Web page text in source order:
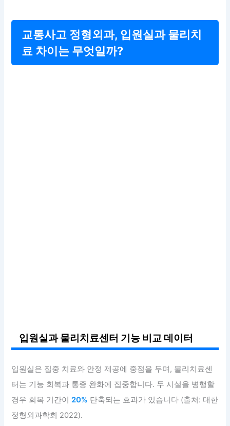
교통사고 정형외과, 입원실과 물리치
료 차이는 무엇일까?
입원실과 물리치료센터 기능 비교 데이터
입원실은 집중 치료와 안정 제공에 중점을 두며, 물리치료센
터는 기능 회복과 통증 완화에 집중합니다. 두 시설을 병행할
경우 회복 기간이20% 단축되는 효과가 있습니다 (출처: 대한
정형외과학회 2022).